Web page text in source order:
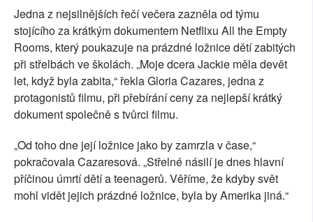
Jedna z nejsilnějších řečí večera zazněla od týmu
stojícího za krátkým dokumentem Netflixu All the Empty
Rooms, který poukazuje na prázdné ložnice dětí zabitých
při střelbách ve školách. „Moje dcera Jackie měla devět
let, když byla zabita,“ řekla Gloria Cazares, jedna z
protagonistů filmu, při přebírání ceny za nejlepší krátký
dokument společně s tvůrci filmu.
„Od toho dne její ložnice jako by zamrzla v čase,“
pokračovala Cazaresová. „Střelné násilí je dnes hlavní
příčinou úmrtí dětí a teenagerů. Věříme, že kdyby svět
mohl vidět jejich prázdné ložnice, byla by Amerika jiná.“